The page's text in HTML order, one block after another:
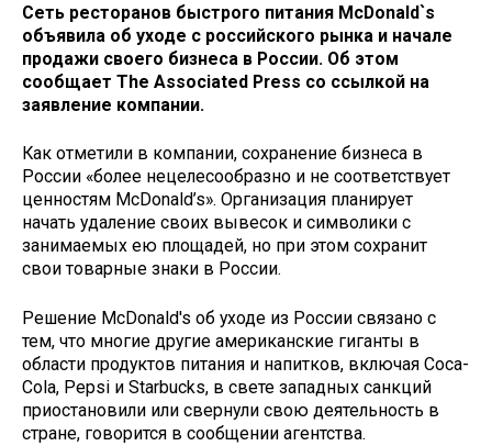
Сеть ресторанов быстрого питания McDonald`s
объявила об уходе с российского рынка и начале
продажи своего бизнеса в России. Об этом
сообщает The Associated Press со ссылкой на
заявление компании.
Как отметили в компании, сохранение бизнеса в
России «более нецелесообразно и не соответствует
ценностям McDonald’s». Организация планирует
начать удаление своих вывесок и символики с
занимаемых ею площадей, но при этом сохранит
свои товарные знаки в России.
Решение McDonald's об уходе из России связано с
тем, что многие другие американские гиганты в
области продуктов питания и напитков, включая Coca-
Cola, Pepsi и Starbucks, в свете западных санкций
приостановили или свернули свою деятельность в
стране, говорится в сообщении агентства.